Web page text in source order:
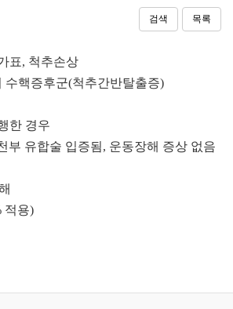
검색 목록
표, 척추손상
수핵증후군(척추간반탈출증)
한 경우
부 유합술 입증됨, 운동장해 증상 없음
적용)